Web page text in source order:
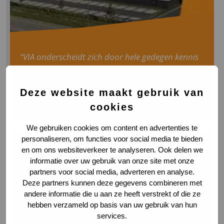
Deze website maakt gebruik van
cookies
We gebruiken cookies om content en advertenties te
personaliseren, om functies voor social media te bieden
en om ons websiteverkeer te analyseren. Ook delen we
informatie over uw gebruik van onze site met onze
partners voor social media, adverteren en analyse.
Deze partners kunnen deze gegevens combineren met
andere informatie die u aan ze heeft verstrekt of die ze
hebben verzameld op basis van uw gebruik van hun
services.
“VIA onderscheidt zich door hele gedegen kennis
van de MedTech logistics sector.”
Abbott Vascular Netherlands